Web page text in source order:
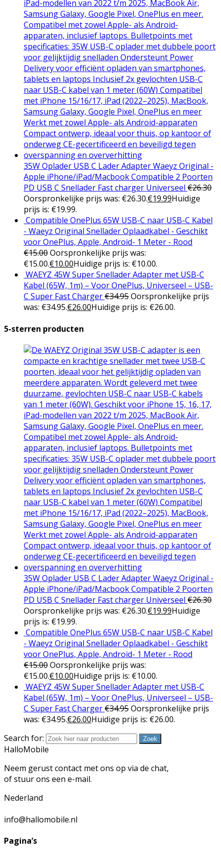
35W Oplader USB C Lader Adapter Waeyz Original -
Apple iPhone/iPad/Macbook Compatible 2 Poorten
PD USB C Snellader Fast charger Universeel €26.30
Oorspronkelijke prijs was: €26.30.€19.99Huidige
prijs is: €19.99.
Compatible OnePlus 65W USB-C naar USB-C Kabel
- Waeyz Original Snellader Oplaadkabel - Geschikt
voor OnePlus, Apple, Android- 1 Meter - Rood
€15.00Oorspronkelijke prijs was:
€15.00.€10.00Huidige prijs is: €10.00.
WAEYZ 45W Super Snellader Adapter met USB-C
Kabel (65W, 1m) – Voor OnePlus, Universeel – USB-
C Super Fast Charger€34.95Oorspronkelijke prijs
was: €34.95.€26.00Huidige prijs is: €26.00.
5-sterren producten
35W Oplader USB C Lader Adapter Waeyz Original -
Apple iPhone/iPad/Macbook Compatible 2 Poorten
PD USB C Snellader Fast charger Universeel €26.30
Oorspronkelijke prijs was: €26.30.€19.99Huidige
prijs is: €19.99.
Compatible OnePlus 65W USB-C naar USB-C Kabel
- Waeyz Original Snellader Oplaadkabel - Geschikt
voor OnePlus, Apple, Android- 1 Meter - Rood
€15.00Oorspronkelijke prijs was:
€15.00.€10.00Huidige prijs is: €10.00.
WAEYZ 45W Super Snellader Adapter met USB-C
Kabel (65W, 1m) – Voor OnePlus, Universeel – USB-
C Super Fast Charger€34.95Oorspronkelijke prijs
was: €34.95.€26.00Huidige prijs is: €26.00.
Search for:
Zoek
HalloMobile
Neem gerust contact met ons op via de chat,
of stuur ons een e-mail.
Nederland
info@hallomobile.nl
Pagina’s